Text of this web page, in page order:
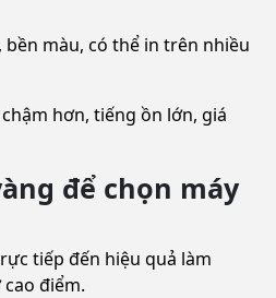
bền màu, có thể in trên nhiều
hơn, tiếng ồn lớn, giá
để chọn máy
tiếp đến hiệu quả làm
điểm.